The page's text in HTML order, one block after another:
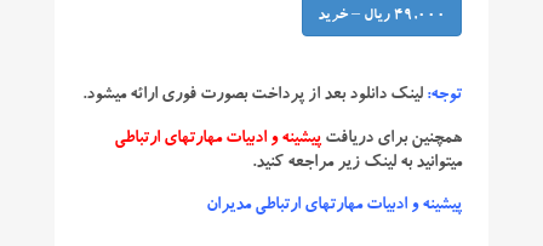
49,000 ریال – خرید
توجه: لینک دانلود بعد از پرداخت بصورت فوری ارائه میشود.
همچنین برای دریافتپیشینه و ادبیات مهارتهای ارتباطی
میتوانید به لینک زیر مراجعه کنید.
پیشینه و ادبیات مهارتهای ارتباطی مدیران